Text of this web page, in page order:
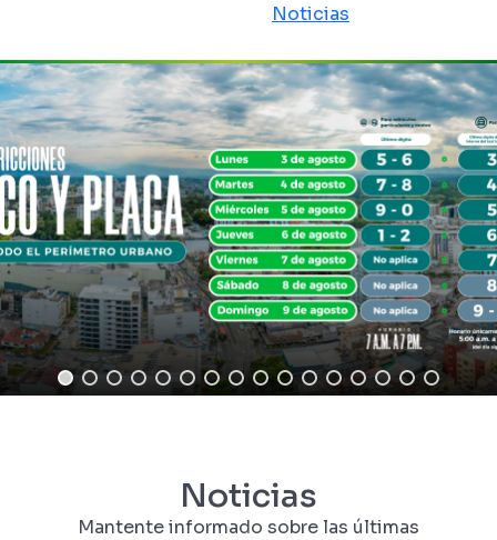
Noticias
Noticias
Mantente informado sobre las últimas